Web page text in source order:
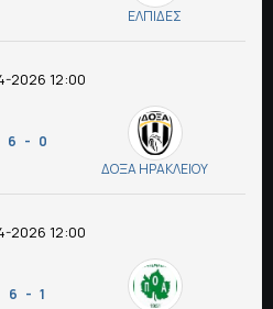
PRIMESPORT.GR
ΕΛΠΙΔΕΣ
2026 12:00
6 - 0
ΔΟΞΑ ΗΡΑΚΛΕΙΟΥ
2026 12:00
6 - 1